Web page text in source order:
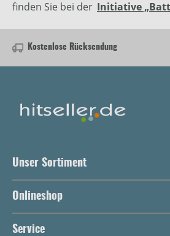
finden Sie bei der Initiative
Kostenlose Rücksendung
Unser Sortiment
Onlineshop
Service